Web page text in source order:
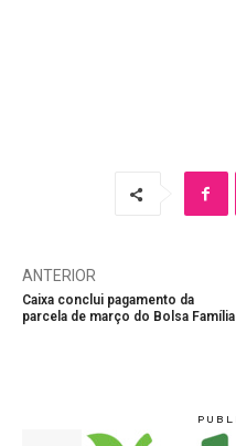
ANTERIOR
Caixa conclui pagamento da
parcela de março do Bolsa Família